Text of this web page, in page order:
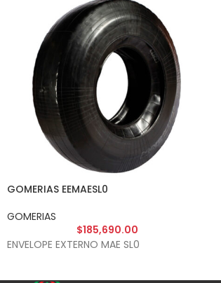
GOMERIAS EEMAESL0
GOMERIAS
$185,690.00
ENVELOPE EXTERNO MAE SL0